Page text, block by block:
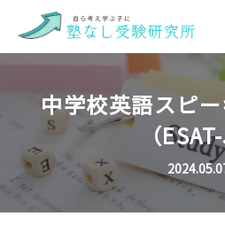
中学校英語スピ
（ESAT-